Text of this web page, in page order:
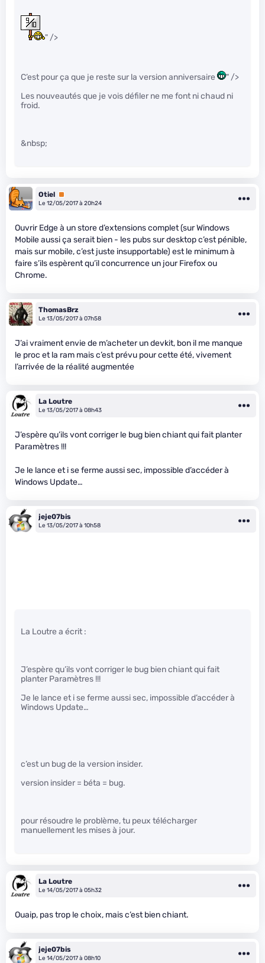
" />
C’est pour ça que je reste sur la version anniversaire
" />
Les nouveautés que je vois défiler ne me font ni chaud ni
froid.
&nbsp;
Otiel Premium
Le 12/05/2017 à 20h24
Ouvrir Edge à un store d’extensions complet (sur Windows
Mobile aussi ça serait bien - les pubs sur desktop c’est pénible,
mais sur mobile, c’est juste insupportable) est le minimum à
faire s’ils espèrent qu’il concurrence un jour Firefox ou
Chrome.
ThomasBrz
Le 13/05/2017 à 07h58
J’ai vraiment envie de m’acheter un devkit, bon il me manque
le proc et la ram mais c’est prévu pour cette été, vivement
l’arrivée de la réalité augmentée
La Loutre
Le 13/05/2017 à 08h43
J’espère qu’ils vont corriger le bug bien chiant qui fait planter
Paramètres !!!
Je le lance et i se ferme aussi sec, impossible d’accéder à
Windows Update…
jeje07bis
Le 13/05/2017 à 10h58
La Loutre a écrit :
J’espère qu’ils vont corriger le bug bien chiant qui fait
planter Paramètres !!!
Je le lance et i se ferme aussi sec, impossible d’accéder à
Windows Update…
c’est un bug de la version insider.
version insider = béta = bug.
pour résoudre le problème, tu peux télécharger
manuellement les mises à jour.
La Loutre
Le 14/05/2017 à 05h32
Ouaip, pas trop le choix, mais c’est bien chiant.
jeje07bis
Le 14/05/2017 à 08h10